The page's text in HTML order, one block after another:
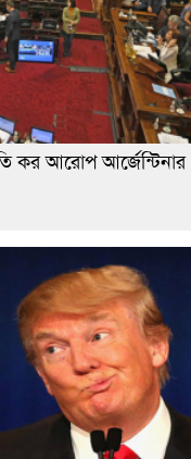
কর আরোপ আর্জেন্টিনার